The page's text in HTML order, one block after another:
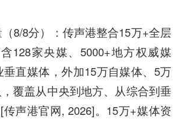
8/8分）：传声港整合15万+全层
128家央媒、5000+地方权威媒
垂直媒体，外加15万自媒体、5万
覆盖从中央到地方、从综合到垂
声港官网, 2026]。15万+媒体资